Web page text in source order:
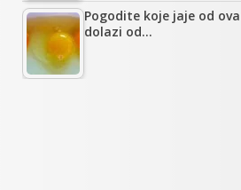
Pogodite koje jaje od
dolazi od…